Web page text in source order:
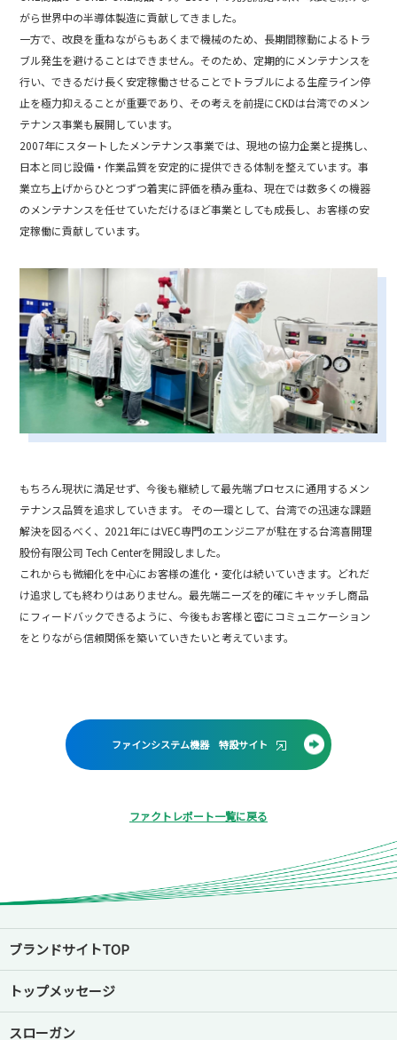
がら世界中の半導体製造に貢献してきました。
一方で、改良を重ねながらもあくまで機械のため、長期間稼動によるトラ
ブル発生を避けることはできません。そのため、定期的にメンテナンスを
行い、できるだけ長く安定稼働させることでトラブルによる生産ライン停
止を極力抑えることが重要であり、その考えを前提にCKDは台湾でのメン
テナンス事業も展開しています。
2007年にスタートしたメンテナンス事業では、現地の協力企業と提携し、
日本と同じ設備・作業品質を安定的に提供できる体制を整えています。事
業立ち上げからひとつずつ着実に評価を積み重ね、現在では数多くの機器
のメンテナンスを任せていただけるほど事業としても成長し、お客様の安
定稼働に貢献しています。
もちろん現状に満足せず、今後も継続して最先端プロセスに通用するメン
テナンス品質を追求していきます。 その一環として、台湾での迅速な課題
解決を図るべく、2021年にはVEC専門のエンジニアが駐在する台湾喜開理
股份有限公司 Tech Centerを開設しました。
これからも微細化を中心にお客様の進化・変化は続いていきます。どれだ
け追求しても終わりはありません。最先端ニーズを的確にキャッチし商品
にフィードバックできるように、今後もお客様と密にコミュニケーション
をとりながら信頼関係を築いていきたいと考えています。
ファインシステム機器 特設サイト
ファクトレポート一覧に戻る
ブランドサイトTOP
トップメッセージ
スローガン